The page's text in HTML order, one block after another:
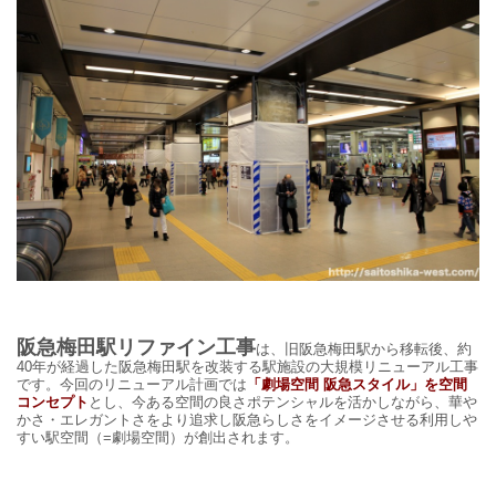
阪急梅田駅リファイン工事は、旧阪急梅田駅から移転後、約
40年が経過した阪急梅田駅を改装する駅施設の大規模リニューアル工事
です。今回のリニューアル計画では 「劇場空間 阪急スタイル」を空間
コンセプト とし、今ある空間の良さポテンシャルを活かしながら、華や
かさ・エレガントさをより追求し阪急らしさをイメージさせる利用しや
すい駅空間（=劇場空間）が創出されます。